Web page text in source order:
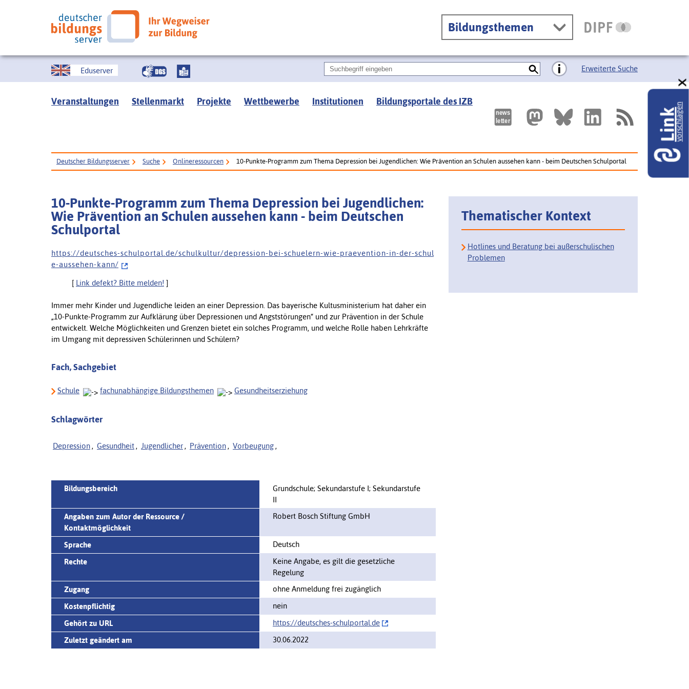
Bildungsthemen
Eduserver Erweiterte Suche
Veranstaltungen Stellenmarkt Projekte Wettbewerbe Institutionen Bildungsportale des IZB
Deutscher Bildungsserver Suche Onlineressourcen 10-Punkte-Programm zum Thema Depression bei Jugendlichen: Wie Prävention an Schulen aussehen kann - beim Deutschen Schulportal
10-Punkte-Programm zum Thema Depression bei Jugendlichen:
Wie Prävention an Schulen aussehen kann - beim Deutschen
Schulportal
h t t p s : / / d e u t s c h e s - s c h u l p o r t a l . d e / s c h u l k u l t u r / d e p r e s s i o n - b e i - s c h u e l e r n - w i e - p r a e v e n t i o n - i n - d e r - s c h u l
e - a u s s e h e n - k a n n /
[ Link defekt? Bitte melden! ]
Immer mehr Kinder und Jugendliche leiden an einer Depression. Das bayerische Kultusministerium hat daher ein
„10-Punkte-Programm zur Aufklärung über Depressionen und Angststörungen“ und zur Prävention in der Schule
entwickelt. Welche Möglichkeiten und Grenzen bietet ein solches Programm, und welche Rolle haben Lehrkräfte
im Umgang mit depressiven Schülerinnen und Schülern?
Fach, Sachgebiet
Schule fachunabhängige Bildungsthemen Gesundheitserziehung
Schlagwörter
Depression , Gesundheit , Jugendlicher , Prävention , Vorbeugung ,
Bildungsbereich
Grundschule; Sekundarstufe I; Sekundarstufe
II
Angaben zum Autor der Ressource /
Kontaktmöglichkeit
Robert Bosch Stiftung GmbH
Sprache
Deutsch
Rechte
Keine Angabe, es gilt die gesetzliche
Regelung
Zugang
ohne Anmeldung frei zugänglich
Kostenpflichtig
nein
Gehört zu URL
https://‌deutsches-schulportal.de
Zuletzt geändert am
30.06.2022
Thematischer Kontext
Hotlines und Beratung bei außerschulischen
Problemen
Linkvorschlagen